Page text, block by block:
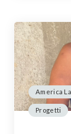
America
Progetti